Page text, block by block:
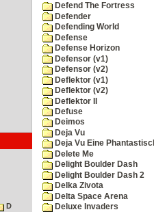
D
Defend The Fortress
Defender
Defending World
Defense
Defense Horizon
Defensor (v1)
Defensor (v2)
Deflektor (v1)
Deflektor (v2)
Deflektor II
Defuse
Deimos
Deja Vu
Deja Vu Eine
Delete Me
Delight Boulder Dash
Delight Boulder Dash 2
Delka Zivota
Delta Space Arena
Deluxe Invaders